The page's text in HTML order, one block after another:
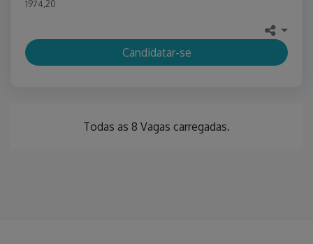
1974,20
Candidatar-se
Todas as 8 Vagas carregadas.